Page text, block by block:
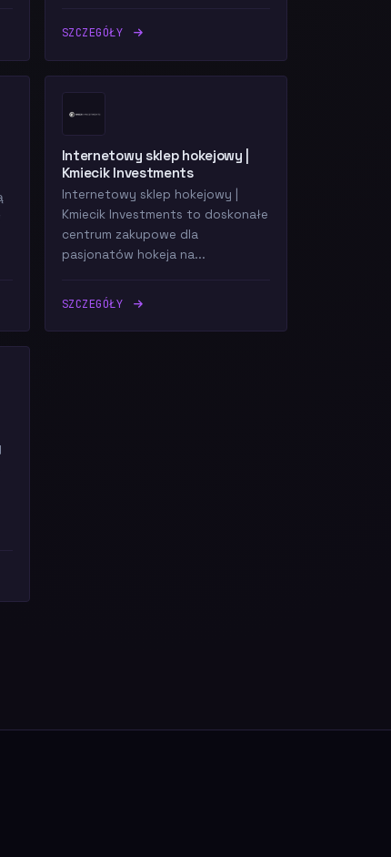
SZCZEGÓŁY
Internetowy sklep hokejowy |
Kmiecik Investments
Internetowy sklep hokejowy |
Kmiecik Investments to doskonałe
centrum zakupowe dla
pasjonatów hokeja na...
SZCZEGÓŁY